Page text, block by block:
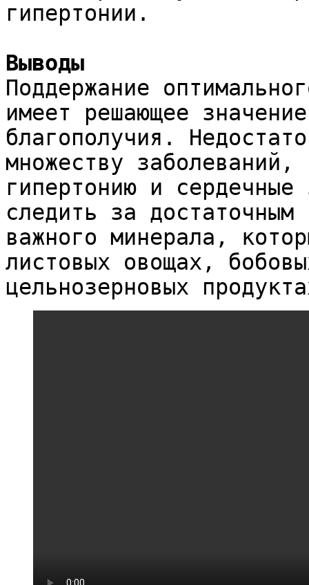
гипертонии.
Выводы
Поддержание
имеет решающее
благополучия.
множеству
гипертонию и
следить за достаточным
важного минерала,
листовых овощах,
цельнозерновых